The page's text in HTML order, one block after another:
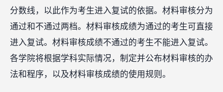
分数线，以此作为考生进入复试的依据。材料审核分为
通过和不通过两档。材料审核成绩为通过的考生可直接
进入复试。材料审核成绩不通过的考生不能进入复试。
各学院将根据学科实际情况，制定并公布材料审核的办
法和程序，以及材料审核成绩的使用规则。